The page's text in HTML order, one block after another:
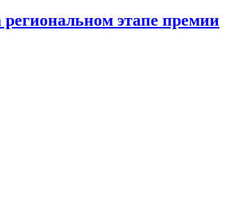
этапе премии